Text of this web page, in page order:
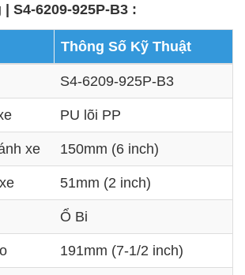
S4-6209-925P-B3 :
Thông Số Kỹ Thuật
S4-6209-925P-B3
PU lõi PP
xe 150mm (6 inch)
51mm (2 inch)
Ổ Bi
191mm (7-1/2 inch)